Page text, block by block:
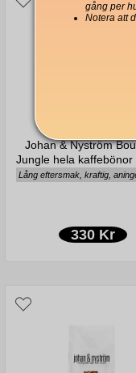
Johan & Nyström
Jungle hela kaffebönor
Lång eftersmak, kraftig,
330 Kr
gång per
Notera att